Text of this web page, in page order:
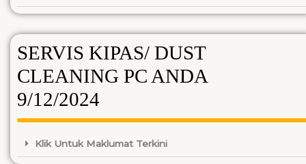
SERVIS KIPAS/ DUST
CLEANING PC ANDA
9/12/2024
Klik Untuk Maklumat Terkini